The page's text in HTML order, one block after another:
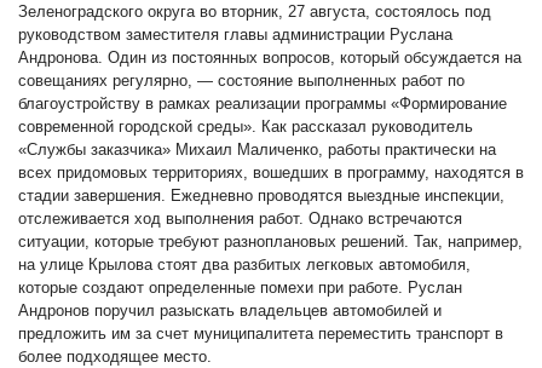
Зеленоградского округа во вторник, 27 августа, состоялось под
руководством заместителя главы администрации Руслана
Андронова. Один из постоянных вопросов, который обсуждается на
совещаниях регулярно, — состояние выполненных работ по
благоустройству в рамках реализации программы «Формирование
современной городской среды». Как рассказал руководитель
«Службы заказчика» Михаил Маличенко, работы практически на
всех придомовых территориях, вошедших в программу, находятся в
стадии завершения. Ежедневно проводятся выездные инспекции,
отслеживается ход выполнения работ. Однако встречаются
ситуации, которые требуют разноплановых решений. Так, например,
на улице Крылова стоят два разбитых легковых автомобиля,
которые создают определенные помехи при работе. Руслан
Андронов поручил разыскать владельцев автомобилей и
предложить им за счет муниципалитета переместить транспорт в
более подходящее место.